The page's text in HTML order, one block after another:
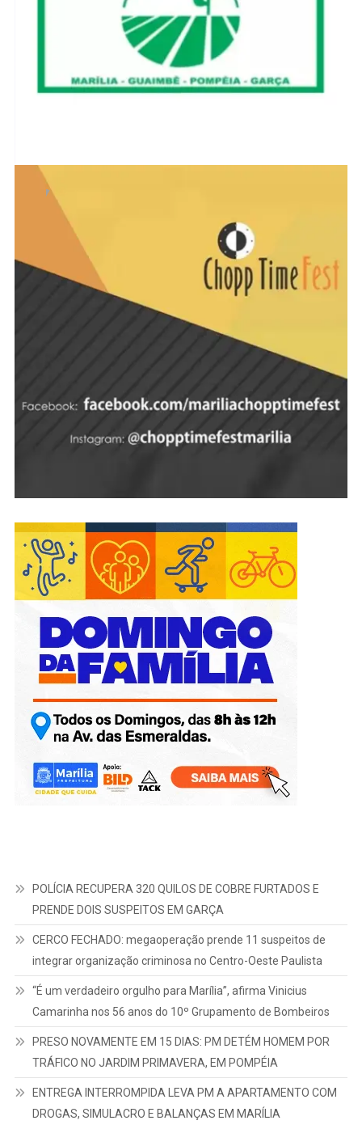
POLÍCIA RECUPERA 320 QUILOS DE COBRE FURTADOS E
PRENDE DOIS SUSPEITOS EM GARÇA
CERCO FECHADO: megaoperação prende 11 suspeitos de
integrar organização criminosa no Centro-Oeste Paulista
“É um verdadeiro orgulho para Marília”, afirma Vinicius
Camarinha nos 56 anos do 10º Grupamento de Bombeiros
PRESO NOVAMENTE EM 15 DIAS: PM DETÉM HOMEM POR
TRÁFICO NO JARDIM PRIMAVERA, EM POMPÉIA
ENTREGA INTERROMPIDA LEVA PM A APARTAMENTO COM
DROGAS, SIMULACRO E BALANÇAS EM MARÍLIA